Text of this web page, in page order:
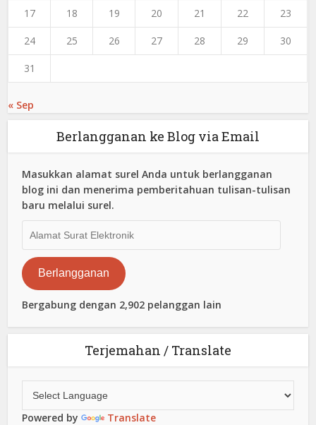
17 18 19 20 21 22 23
24 25 26 27 28 29 30
31
« Sep
Berlangganan ke Blog via Email
Masukkan alamat surel Anda untuk berlangganan
blog ini dan menerima pemberitahuan tulisan-tulisan
baru melalui surel.
Surat
Elektronik
Berlangganan
Bergabung dengan 2,902 pelanggan lain
Terjemahan / Translate
Powered by Translate